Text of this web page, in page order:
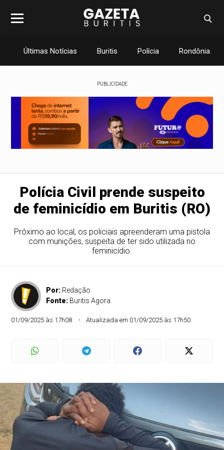
Últimas Notícias Buritis Polícia Rondônia
PUBLICIDADE
Polícia Civil prende suspeito
de feminicídio em Buritis (RO)
Próximo ao local, os policiais apreenderam uma pistola
com munições, suspeita de ter sido utilizada no
feminicídio.
Por: Redação
Fonte: Buritis Agora
01/09/2025 às 17h08 Atualizada em 01/09/2025 às 17h50